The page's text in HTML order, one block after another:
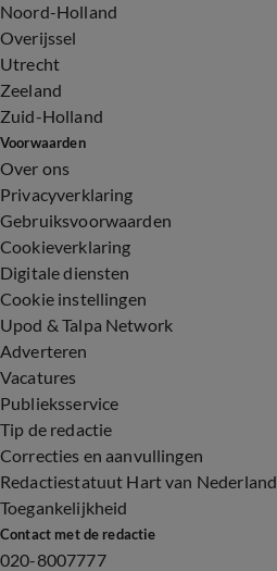
Noord-Holland
Overijssel
Utrecht
Zeeland
Zuid-Holland
Voorwaarden
Over ons
Privacyverklaring
Gebruiksvoorwaarden
Cookieverklaring
Digitale diensten
Cookie instellingen
Upod & Talpa Network
Adverteren
Vacatures
Publieksservice
Tip de redactie
Correcties en aanvullingen
Redactiestatuut Hart van Nederland
Toegankelijkheid
Contact met de redactie
020-8007777